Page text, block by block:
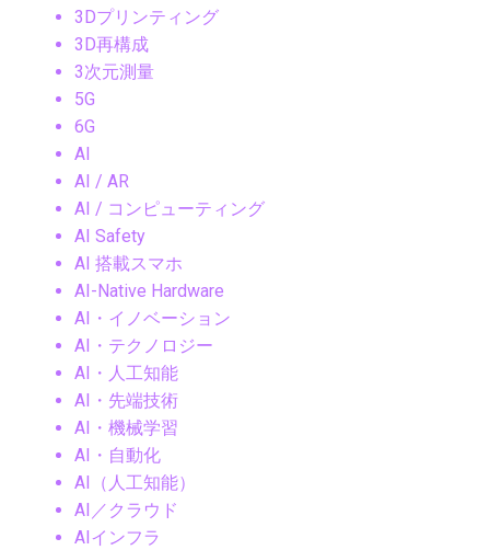
3Dプリンティング
3D再構成
3次元測量
5G
6G
AI
AI / AR
AI / コンピューティング
AI Safety
AI 搭載スマホ
AI-Native Hardware
AI・イノベーション
AI・テクノロジー
AI・人工知能
AI・先端技術
AI・機械学習
AI・自動化
AI（人工知能）
AI／クラウド
AIインフラ